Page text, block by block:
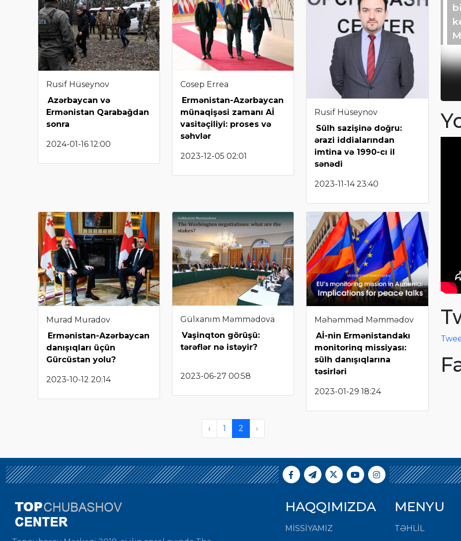
Rusif Hüseynov
Azərbaycan və
Ermənistan Qarabağdan
sonra
2024-01-16 12:00
Cosep Errea
Ermənistan-Azərbaycan
münaqişəsi zamanı Aİ
vasitəçiliyi: proses və
səhvlər
2023-12-05 02:01
Rusif Hüseynov
Sülh sazişinə doğru:
ərazi iddialarından
imtina və 1990-cı il
sənədi
2023-11-14 23:40
Murad Muradov
Ermənistan-Azərbaycan
danışıqları üçün
Gürcüstan yolu?
2023-10-12 20:14
Gülxanım Məmmədova
Vaşinqton görüşü:
tərəflər nə istəyir?
2023-06-27 00:58
Məhəmməd Məmmədov
Aİ-nin Ermənistandakı
monitorinq missiyası:
sülh danışıqlarına
təsirləri
2023-01-29 18:24
‹ 1 2 ›
HAQQIMIZDA
MISSIYAMIZ
MENYU
TƏHLİL